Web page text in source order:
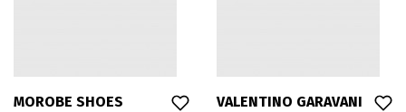
MOROBE SHOES VALENTINO GARAVANI